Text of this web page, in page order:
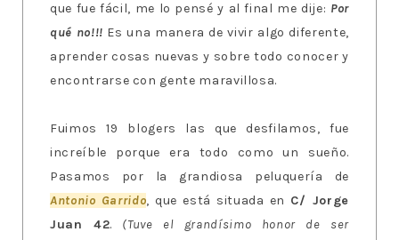
que fue fácil, me lo pensé y al final me dije: Por
qué no!!! Es una manera de vivir algo diferente,
aprender cosas nuevas y sobre todo conocer y
encontrarse con gente maravillosa.
Fuimos 19 blogers las que desfilamos, fue
increíble porque era todo como un sueño.
Pasamos por la grandiosa peluquería de
Antonio Garrido, que está situada en C/ Jorge
Juan 42. (Tuve el grandísimo honor de ser